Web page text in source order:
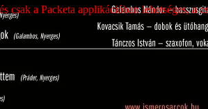
a Packeta applikációban lehetséges, a